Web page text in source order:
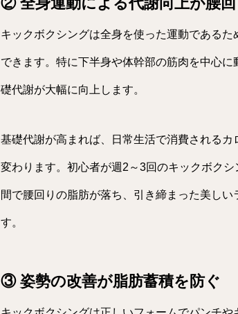
キックボクシングは全身を使った運動である
できます。特に下半身や体幹部の筋肉を中心
礎代謝が大幅に向上します。
基礎代謝が高まれば、日常生活で消費される
変わります。初心者が週2～3回のキックボク
間で腰回りの脂肪が落ち、引き締まった美し
す。
③ 姿勢の改善が脂肪蓄積を防ぐ